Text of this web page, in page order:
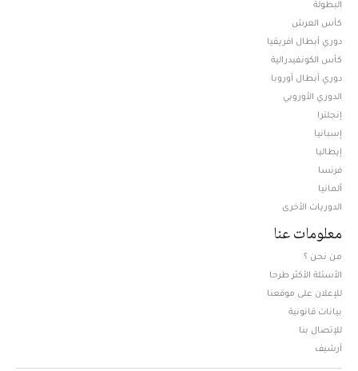
البطولة
كأس العرش
دوري أبطال افريقيا
كأس الكونفيدرالية
دوري أبطال أوروبا
الدوري الأوروبي
إنجلترا
إسبانيا
إيطاليا
فرنسا
ألمانيا
الدوريات الأخرى
معلومات عنا
من نحن ؟
الأسئلة الأكثر طرحا
للإعلان على موقعنا
بيانات قانونية
للإتصال بنا
أرشيف